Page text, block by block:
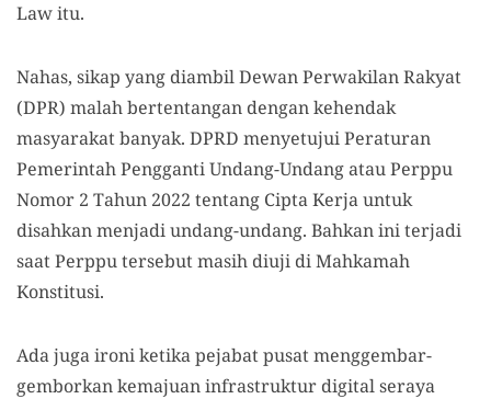
Law itu.
Nahas, sikap yang diambil Dewan Perwakilan Rakyat
(DPR) malah bertentangan dengan kehendak
masyarakat banyak. DPRD menyetujui Peraturan
Pemerintah Pengganti Undang-Undang atau Perppu
Nomor 2 Tahun 2022 tentang Cipta Kerja untuk
disahkan menjadi undang-undang. Bahkan ini terjadi
saat Perppu tersebut masih diuji di Mahkamah
Konstitusi.
Ada juga ironi ketika pejabat pusat menggembar-
gemborkan kemajuan infrastruktur digital seraya